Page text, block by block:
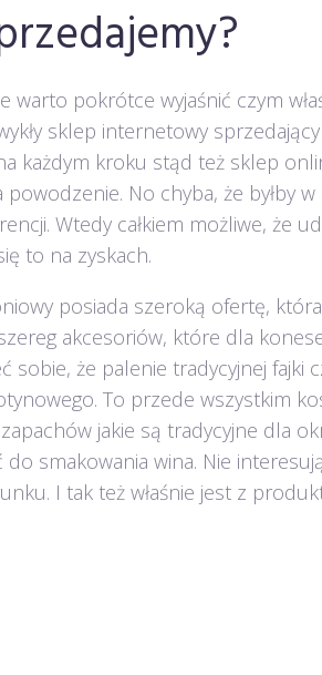
warto pokrótce wyjaśnić czym
sklep internetowy
każdym kroku stąd też sklep
powodzenie. No chyba, że byłby
Wtedy całkiem możliwe, że
to na zyskach.
posiada szeroką ofertę,
akcesoriów, które dla
sobie, że palenie tradycyjnej fajki
To przede wszystkim
jakie są tradycyjne dla
smakowania wina. Nie
I tak też właśnie jest z